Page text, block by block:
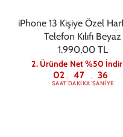
iPhone 13 Kişiye Özel
Telefon Kılıfı Beyaz
1.990,00 TL
2. Üründe Net %50
02
SAAT: 47
DAKIKA: 36
SANIYE